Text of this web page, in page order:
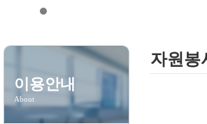
이용안내
About
자원봉